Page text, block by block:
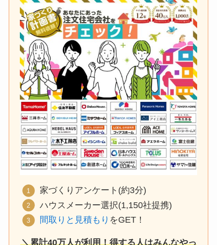
家づくりアンケート(約3分)
ハウスメーカー選択(1,150社提携)
間取りと見積もり をGET！
＼累計40万人が利用！得する人はみんなやっ